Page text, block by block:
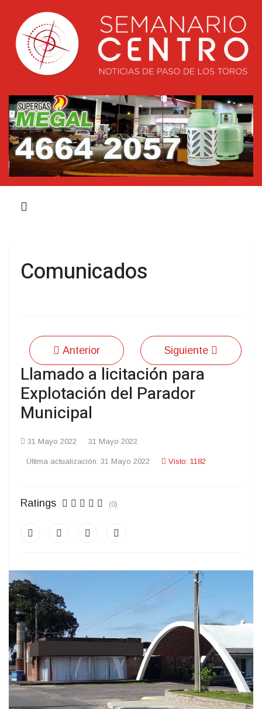
Comunicados
Anterior Siguiente
Llamado a licitación para
Explotación del Parador
Municipal
31 Mayo 2022 31 Mayo 2022
Última actualización: 31 Mayo 2022 Visto: 1182
Ratings (0)